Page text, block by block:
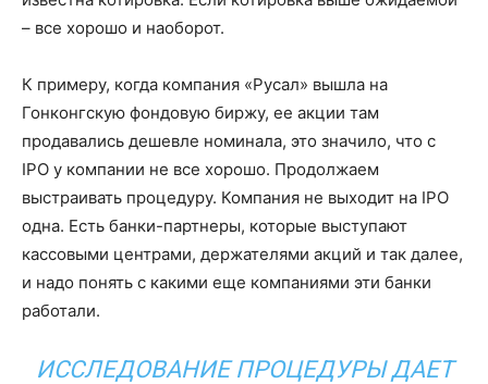
– все хорошо и наоборот.
К примеру, когда компания «Русал» вышла на
Гонконгскую фондовую биржу, ее акции там
продавались дешевле номинала, это значило, что с
IPO у компании не все хорошо. Продолжаем
выстраивать процедуру. Компания не выходит на IPO
одна. Есть банки-партнеры, которые выступают
кассовыми центрами, держателями акций и так далее,
и надо понять с какими еще компаниями эти банки
работали.
ИССЛЕДОВАНИЕ ПРОЦЕДУРЫ ДАЕТ